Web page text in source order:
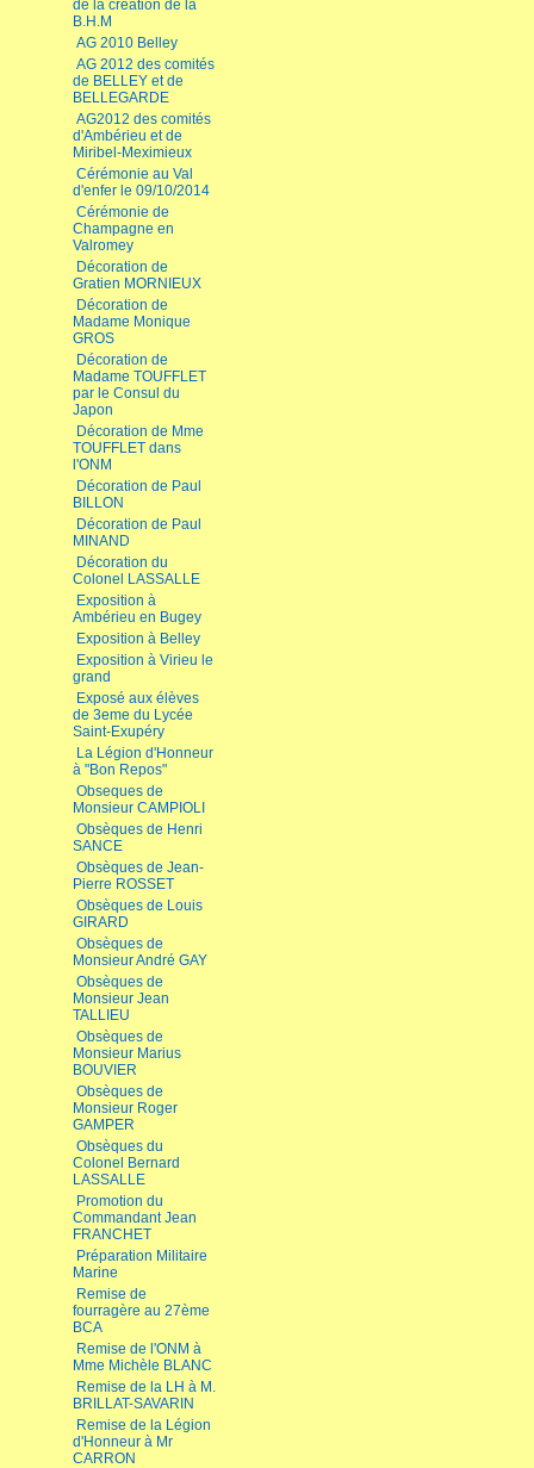
de la création de la
B.H.M
AG 2010 Belley
AG 2012 des comités
de BELLEY et de
BELLEGARDE
AG2012 des comités
d'Ambérieu et de
Miribel-Meximieux
Cérémonie au Val
d'enfer le 09/10/2014
Cérémonie de
Champagne en
Valromey
Décoration de
Gratien MORNIEUX
Décoration de
Madame Monique
GROS
Décoration de
Madame TOUFFLET
par le Consul du
Japon
Décoration de Mme
TOUFFLET dans
l'ONM
Décoration de Paul
BILLON
Décoration de Paul
MINAND
Décoration du
Colonel LASSALLE
Exposition à
Ambérieu en Bugey
Exposition à Belley
Exposition à Virieu le
grand
Exposé aux élèves
de 3eme du Lycée
Saint-Exupéry
La Légion d'Honneur
à "Bon Repos"
Obseques de
Monsieur CAMPIOLI
Obsèques de Henri
SANCE
Obsèques de Jean-
Pierre ROSSET
Obsèques de Louis
GIRARD
Obsèques de
Monsieur André GAY
Obsèques de
Monsieur Jean
TALLIEU
Obsèques de
Monsieur Marius
BOUVIER
Obsèques de
Monsieur Roger
GAMPER
Obsèques du
Colonel Bernard
LASSALLE
Promotion du
Commandant Jean
FRANCHET
Préparation Militaire
Marine
Remise de
fourragère au 27ème
BCA
Remise de l'ONM à
Mme Michèle BLANC
Remise de la LH à M.
BRILLAT-SAVARIN
Remise de la Légion
d'Honneur à Mr
CARRON